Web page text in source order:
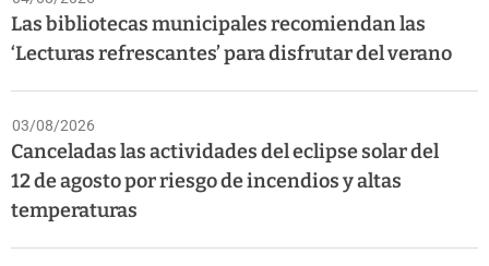
Las bibliotecas municipales recomiendan las
‘Lecturas refrescantes’ para disfrutar del verano
03/08/2026
Canceladas las actividades del eclipse solar del
12 de agosto por riesgo de incendios y altas
temperaturas